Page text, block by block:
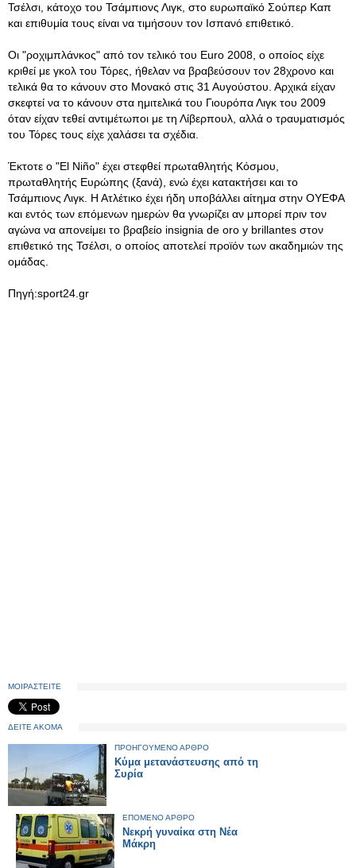
Τσέλσι, κάτοχο του Τσάμπιονς Λιγκ, στο ευρωπαϊκό Σούπερ Καπ
και επιθυμία τους είναι να τιμήσουν τον Ισπανό επιθετικό.
Οι "ροχιμπλάνκος" από τον τελικό του Euro 2008, o οποίος είχε
κριθεί με γκολ του Τόρες, ήθελαν να βραβεύσουν τον 28χρονο και
τελικά θα το κάνουν στο Μονακό στις 31 Αυγούστου. Αρχικά είχαν
σκεφτεί να το κάνουν στα ημιτελικά του Γιουρόπα Λιγκ του 2009
όταν είχαν τεθεί αντιμέτωποι με τη Λίβερπουλ, αλλά ο τραυματισμός
του Τόρες τους είχε χαλάσει τα σχέδια.
Έκτοτε ο "El Niño" έχει στεφθεί πρωταθλητής Κόσμου,
πρωταθλητής Ευρώπης (ξανά), ενώ έχει κατακτήσει και το
Τσάμπιονς Λιγκ. Η Ατλέτικο έχει ήδη υποβάλλει αίτημα στην ΟΥΕΦΑ
και εντός των επόμενων ημερών θα γνωρίζει αν μπορεί πριν τον
αγώνα να απονείμει το βραβείο insignia de oro y brillantes στον
επιθετικό της Τσέλσι, ο οποίος αποτελεί προϊόν των ακαδημιών της
ομάδας.
Πηγή:sport24.gr
ΜΟΙΡΑΣΤΕΙΤΕ
ΔΕΙΤΕ ΑΚΟΜΑ
ΠΡΟΗΓΟΥΜΕΝΟ ΑΡΘΡΟ
Κύμα μετανάστευσης από τη
Συρία
ΕΠΟΜΕΝΟ ΑΡΘΡΟ
Νεκρή γυναίκα στη Νέα
Μάκρη